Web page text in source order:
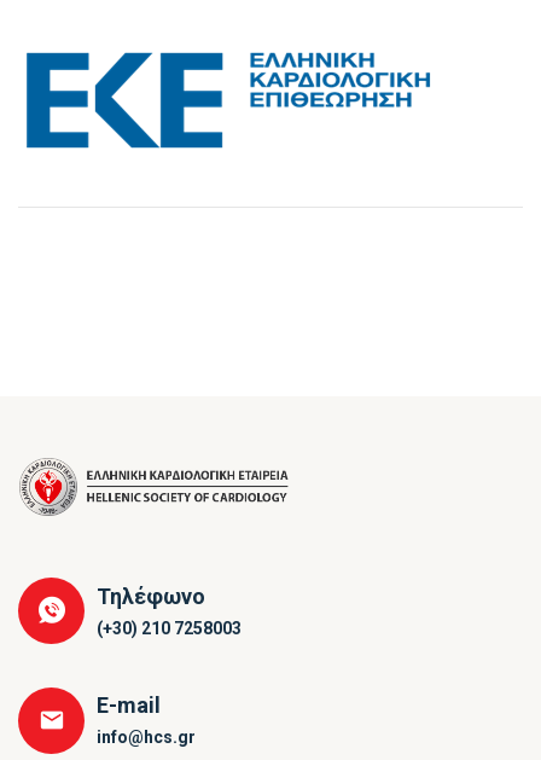
Τηλέφωνο
(+30) 210 7258003
E-mail
info@hcs.gr